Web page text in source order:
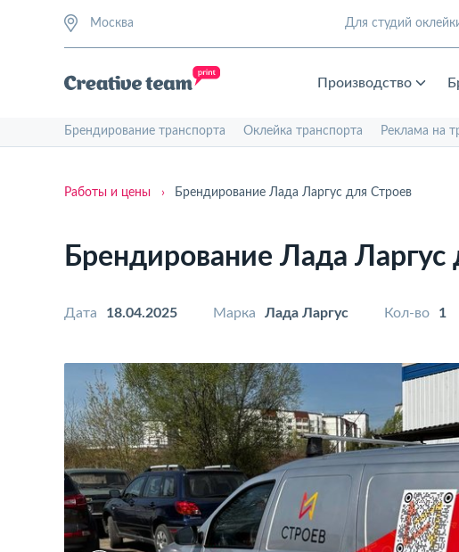
Москва Для студий
Производство
Брендирование транспорта Оклейка транспорта Реклама на
Работы и цены › Брендирование Лада Ларгус для Строев
Брендирование Лада Ларгус
Дата 18.04.2025 Марка Лада Ларгус Кол-во 1